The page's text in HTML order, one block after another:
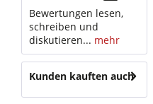
Bewertungen lesen,
schreiben und
diskutieren... mehr
Kunden kauften auch